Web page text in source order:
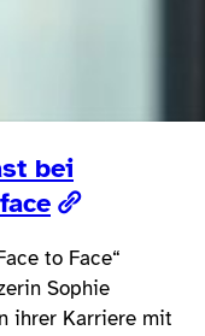
bei
to Face“
Sophie
ihrer Karriere mit